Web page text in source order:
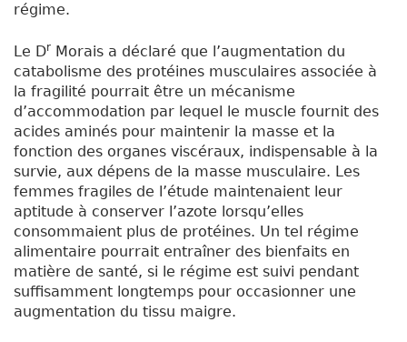
régime.
Le Dr Morais a déclaré que l’augmentation du
catabolisme des protéines musculaires associée à
la fragilité pourrait être un mécanisme
d’accommodation par lequel le muscle fournit des
acides aminés pour maintenir la masse et la
fonction des organes viscéraux, indispensable à la
survie, aux dépens de la masse musculaire. Les
femmes fragiles de l’étude maintenaient leur
aptitude à conserver l’azote lorsqu’elles
consommaient plus de protéines. Un tel régime
alimentaire pourrait entraîner des bienfaits en
matière de santé, si le régime est suivi pendant
suffisamment longtemps pour occasionner une
augmentation du tissu maigre.